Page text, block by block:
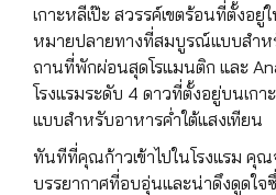
เกาะหลีเป๊ะ สวรรค์เขตร้อนที่ตั้งอ
หมายปลายทางที่สมบูรณ์แบบสำห
ถานที่พักผ่อนสุดโรแมนติก และ
โรงแรมระดับ 4 ดาวที่ตั้งอยู่บนเก
แบบสำหรับอาหารค่ำใต้แสงเทียน
ทันทีที่คุณก้าวเข้าไปในโรงแรม คุ
บรรยากาศที่อบอุ่นและน่าดึงดูดใจ